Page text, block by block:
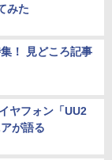
みた
！ 見どころ記事
ヤフォン「UU2
が語る